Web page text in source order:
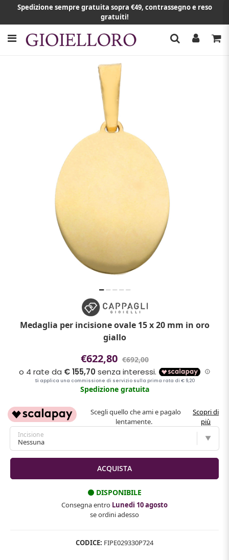
Spedizione sempre gratuita sopra €49, contrassegno e reso
gratuiti!
Medaglia per incisione ovale 15 x 20 mm in oro
giallo
€622,80 €692,00
Spedizione gratuita
Scegli quello che ami e pagalo
lentamente.
Scopri di
più
Incisione
DISPONIBILE
Consegna entro Lunedi 10 agosto
se ordini adesso
CODICE: FIPE029330P724